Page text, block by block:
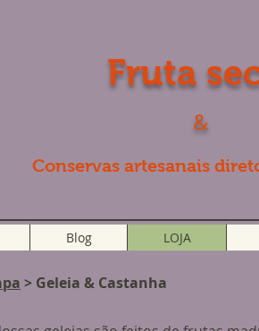
Fruta
&
Conservas artesanais
Blog LOJA
> Geleia & Castanha